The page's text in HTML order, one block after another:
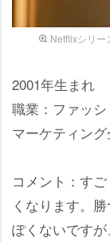
Netflixシリー
2001年生まれ
職業：ファッ
マーケティング
コメント：す
くなります。
ぽくないですが